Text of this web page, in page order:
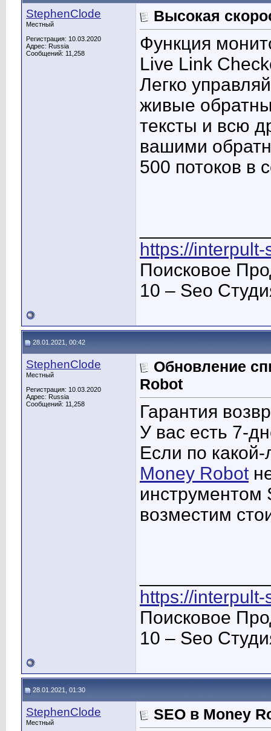
StephenClode
Местный
Регистрация: 10.03.2020
Адрес: Russia
Сообщений: 11,258
Высокая
Функция
Live Link
Легко
живые
тексты и всю
вашими
500 потоков в
https://
Поисковое
10 – Seo
28.01.2021, 00:42
StephenClode
Местный
Регистрация: 10.03.2020
Адрес: Russia
Сообщений: 11,258
Обновление
Robot
Гарантия
У вас есть 7-
Если по
Money Robot
инструментом
возместим
https://
Поисковое
10 – Seo
28.01.2021, 01:30
StephenClode
Местный
SEO в Money